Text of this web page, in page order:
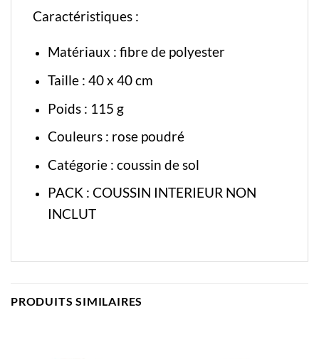
Caractéristiques :
Matériaux : fibre de polyester
Taille : 40 x 40 cm
Poids : 115 g
Couleurs : rose poudré
Catégorie : coussin de sol
PACK : COUSSIN INTERIEUR NON
INCLUT
PRODUITS SIMILAIRES